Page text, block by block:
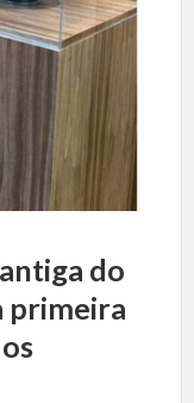
do
primeira